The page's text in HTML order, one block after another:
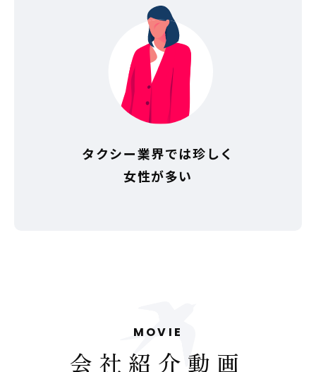
タクシー業界では珍しく
女性が多い
MOVIE
会社紹介動画